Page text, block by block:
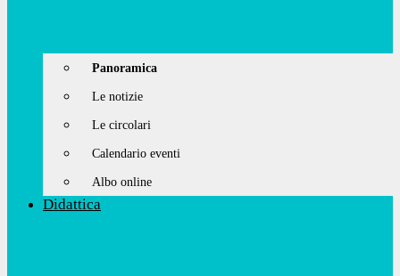
Panoramica
Le notizie
Le circolari
Calendario eventi
Albo online
Didattica